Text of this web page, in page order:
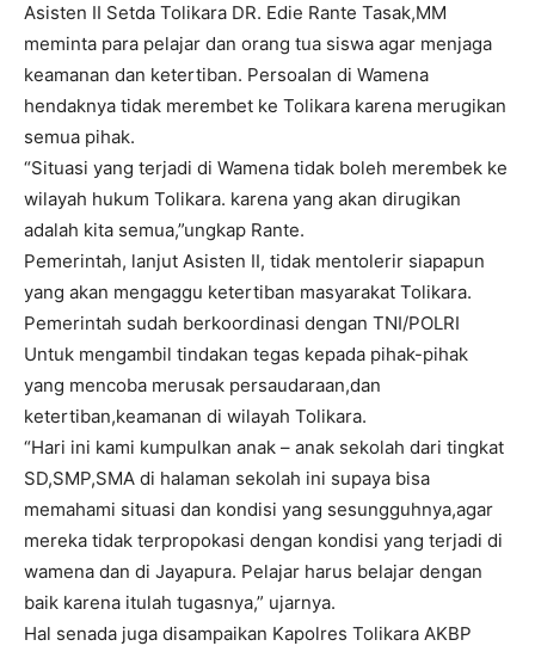
Asisten II Setda Tolikara DR. Edie Rante Tasak,MM
meminta para pelajar dan orang tua siswa agar menjaga
keamanan dan ketertiban. Persoalan di Wamena
hendaknya tidak merembet ke Tolikara karena merugikan
semua pihak.
“Situasi yang terjadi di Wamena tidak boleh merembek ke
wilayah hukum Tolikara. karena yang akan dirugikan
adalah kita semua,”ungkap Rante.
Pemerintah, lanjut Asisten II, tidak mentolerir siapapun
yang akan mengaggu ketertiban masyarakat Tolikara.
Pemerintah sudah berkoordinasi dengan TNI/POLRI
Untuk mengambil tindakan tegas kepada pihak-pihak
yang mencoba merusak persaudaraan,dan
ketertiban,keamanan di wilayah Tolikara.
“Hari ini kami kumpulkan anak – anak sekolah dari tingkat
SD,SMP,SMA di halaman sekolah ini supaya bisa
memahami situasi dan kondisi yang sesungguhnya,agar
mereka tidak terpropokasi dengan kondisi yang terjadi di
wamena dan di Jayapura. Pelajar harus belajar dengan
baik karena itulah tugasnya,” ujarnya.
Hal senada juga disampaikan Kapolres Tolikara AKBP